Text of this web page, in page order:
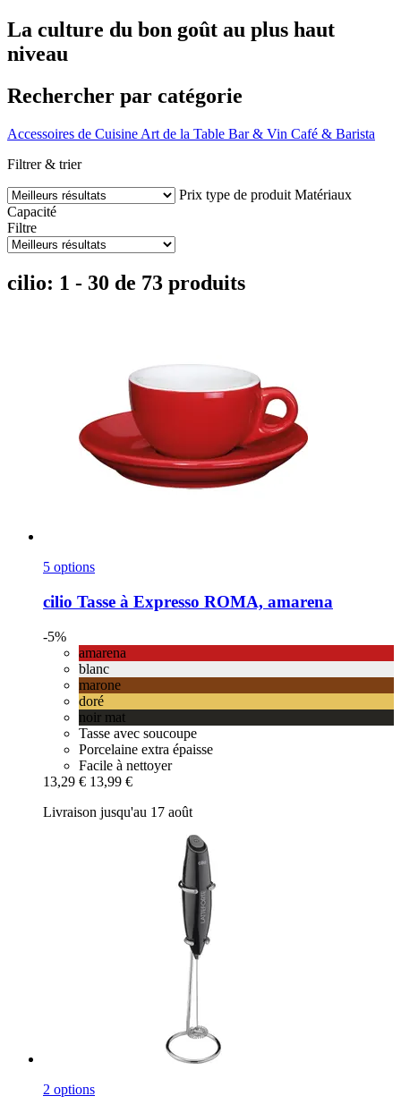
La culture du bon goût au plus haut
niveau
Rechercher par catégorie
Accessoires de Cuisine Art de la Table Bar & Vin Café & Barista
Filtrer & trier
Prix type de produit Matériaux
Capacité
Filtre
cilio: 1 - 30 de 73 produits
5 options
cilio Tasse à Expresso ROMA, amarena
-5%
amarena
blanc
marone
doré
noir mat
Tasse avec soucoupe
Porcelaine extra épaisse
Facile à nettoyer
13,29 € 13,99 €
Livraison jusqu'au 17 août
2 options